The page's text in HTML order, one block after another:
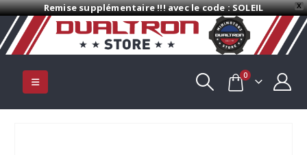
X
Remise supplémentaire !!! avec le code : SOLEIL
0